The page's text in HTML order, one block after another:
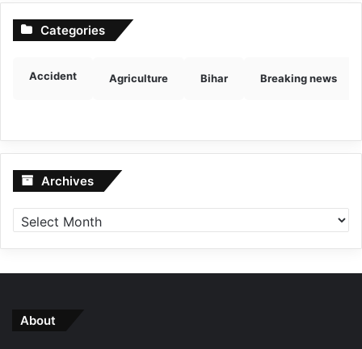
Categories
Accident Agriculture Bihar Breaking news
Archives Archives
About